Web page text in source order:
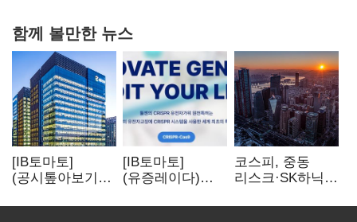
함께 볼만한 뉴스
[IB토마토]
(공시톺아보기)
바로 매출로
[IB토마토]
(유증레이다)
3분의 1 토막…
코스피, 중동
리스크·SK하닉
뒷걸음